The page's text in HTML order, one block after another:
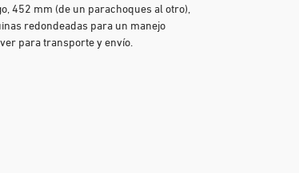
452 mm (de un parachoques al otro),
redondeadas para un manejo
para transporte y envío.